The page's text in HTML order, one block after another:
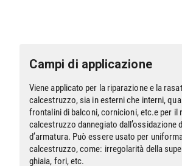
Campi di applicazione
Viene applicato per la riparazione e la
calcestruzzo, sia in esterni che interni,
frontalini di balconi, cornicioni, etc.e per il
calcestruzzo dannegiato dall’ossidazione
d’armatura. Può essere usato per
calcestruzzo, come: irregolarità della
ghiaia, fori, etc.